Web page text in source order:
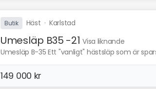
Butik Häst ·Karlstad
Umesläp B35 -21 Visa liknande
Umesläp B-35 Ett "vanligt" hästsläp som är
149 000 kr